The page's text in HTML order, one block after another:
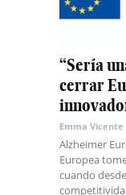
“Sería
cerrar
Emma Vicente
Alzheimer
Europea
cuando